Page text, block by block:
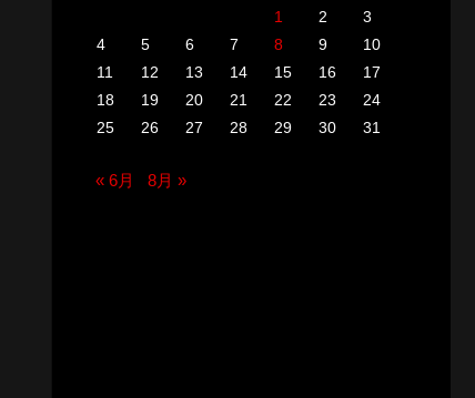
1
2
3
4
5 6 7 8 9
10
11
12 13 14 15 16
17
18
19 20 21 22 23
24
25
26 27 28 29 30 31
« 6月 8月 »